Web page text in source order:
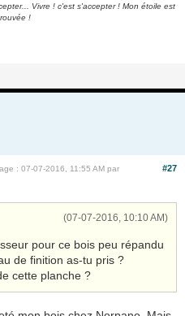
Vivre ! c'est s'accepter ! Mon étoile est
!
#27
: 07-07-2016, 11:55 AM par
(07-07-2016, 10:10 AM)
pour ce bois peu répandu
de finition as-tu pris ?
cette planche ?